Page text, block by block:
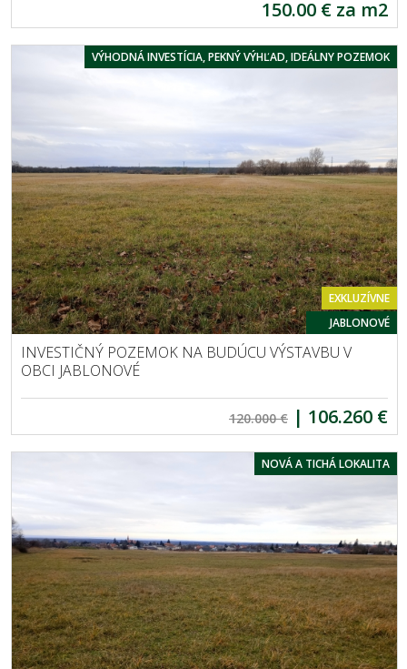
150.00 € za m2
VÝHODNÁ INVESTÍCIA, PEKNÝ VÝHĽAD, IDEÁLNY POZEMOK
EXKLUZÍVNE
JABLONOVÉ
INVESTIČNÝ POZEMOK NA BUDÚCU VÝSTAVBU V
OBCI JABLONOVÉ
120.000 € | 106.260 €
NOVÁ A TICHÁ LOKALITA